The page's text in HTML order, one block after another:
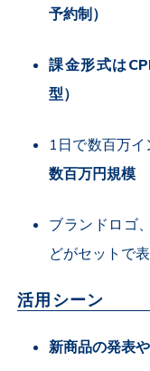
予約制）
課金形式は
型）
1日で数百万イ
数百万円規模
ブランドロゴ
どがセットで
活用シーン
新商品の発表